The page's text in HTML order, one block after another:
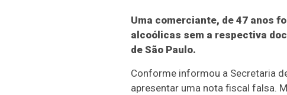
Uma comerciante, de 47 anos
alcoólicas sem a respectiva
de São Paulo.
Conforme informou a Secretaria
apresentar uma nota fiscal falsa.